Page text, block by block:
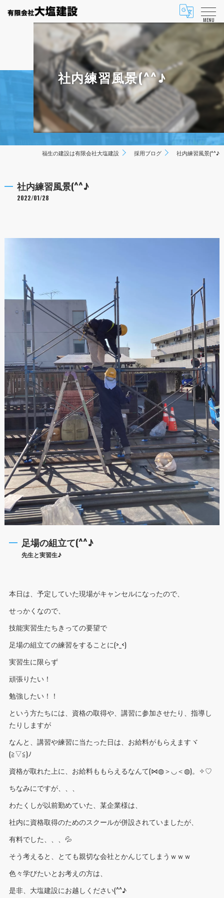
MENU
社内練習風景(^^♪
福生の建設は有限会社大塩建設 採用ブログ 社内練習風景(^^♪
社内練習風景(^^♪
2022/01/28
足場の組立て(^^♪
先生と実習生♪
本日は、予定していた現場がキャンセルになったので、
せっかくなので、
技能実習生たちきっての要望で
足場の組立ての練習をすることに(>_<)
実習生に限らず
頑張りたい！
勉強したい！！
という方たちには、資格の取得や、講習に参加させたり、指導し
たりしますが
なんと、講習や練習に当たった日は、お給料がもらえますヾ
(≧▽≦)ﾉ
資格が取れた上に、お給料ももらえるなんて(⋈◍＞◡＜◍)。✧♡
ちなみにですが、、、
わたくしが以前勤めていた、某企業様は、
社内に資格取得のためのスクールが併設されていましたが、
有料でした、、、💦
そう考えると、とても親切な会社とかんじてしまうｗｗｗ
色々学びたいとお考えの方は、
是非、大塩建設にお越しください(^^♪